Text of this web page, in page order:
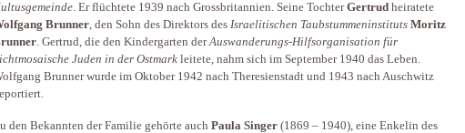
. Er flüchtete 1939 nach Grossbritannien. Seine TochterGertrud heiratete
Brunner, den Sohn des Direktors des Israelitischen Taubstummeninstituts Moritz
. Gertrud, die den Kindergarten derAuswanderungs-Hilfsorganisation für
Juden in der Ostmark leitete, nahm sich im September 1940 das Leben.
Brunner wurde im Oktober 1942 nach Theresienstadt und 1943 nach Auschwitz
den Bekannten der Familie gehörte auch Paula Singer (1869 – 1940), eine Enkelin des